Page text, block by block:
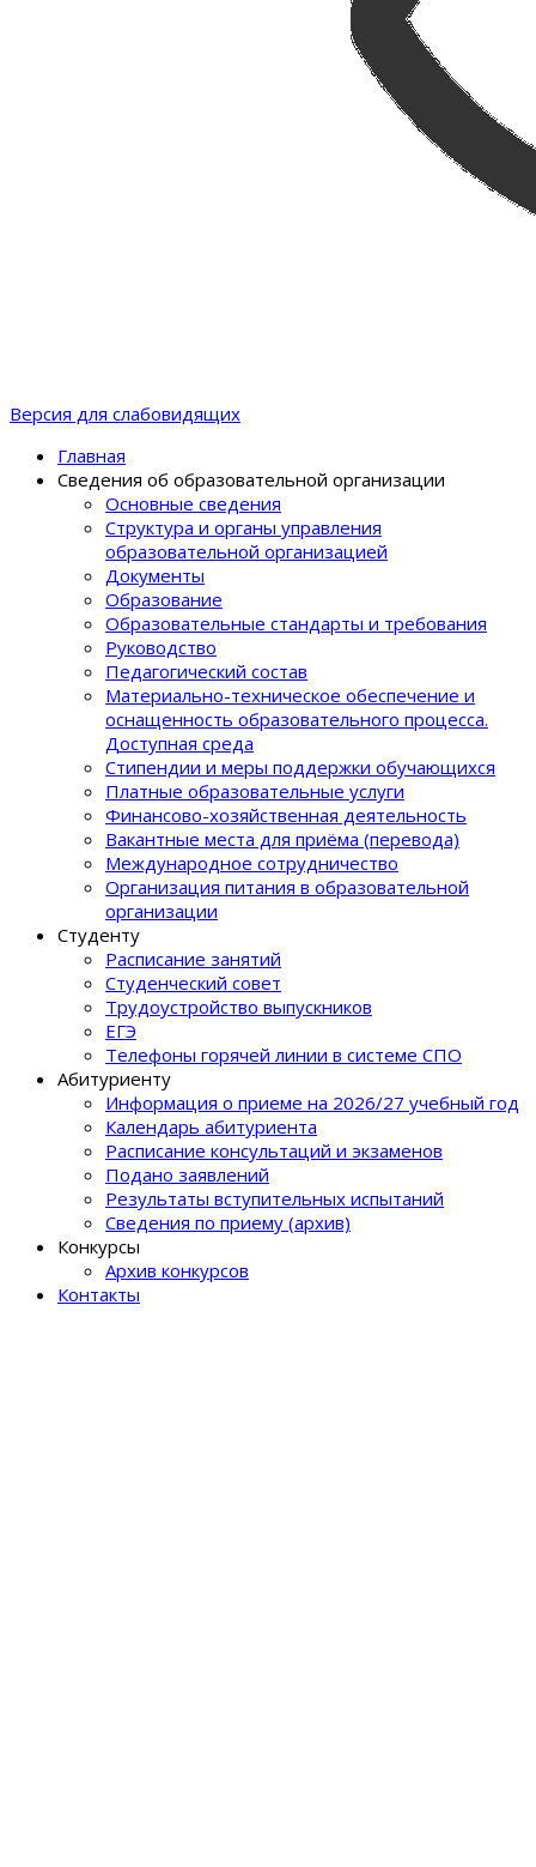
Версия для слабовидящих
Главная
Сведения об образовательной организации
Основные сведения
Структура и органы управления
образовательной организацией
Документы
Образование
Образовательные стандарты и требования
Руководство
Педагогический состав
Материально-техническое обеспечение и
оснащенность образовательного процеcса.
Доступная среда
Стипендии и меры поддержки обучающихся
Платные образовательные услуги
Финансово-хозяйственная деятельность
Вакантные места для приёма (перевода)
Международное сотрудничество
Организация питания в образовательной
организации
Студенту
Расписание занятий
Студенческий совет
Трудоустройство выпускников
ЕГЭ
Телефоны горячей линии в системе СПО
Абитуриенту
Информация о приеме на 2026/27 учебный год
Календарь абитуриента
Расписание консультаций и экзаменов
Подано заявлений
Результаты вступительных испытаний
Сведения по приему (архив)
Конкурсы
Архив конкурсов
Контакты